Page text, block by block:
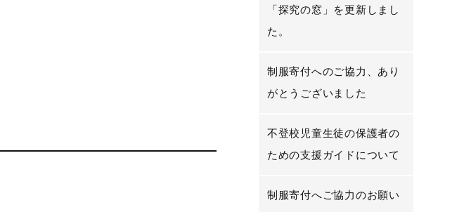
「探究の窓」を更新しまし
た。
制服寄付へのご協力、あり
がとうございました
不登校児童生徒の保護者の
ための支援ガイドについて
制服寄付へご協力のお願い